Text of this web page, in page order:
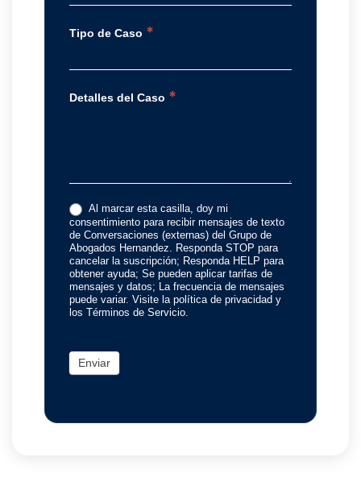
Tipo de Caso *
Detalles del Caso *
Al marcar esta casilla, doy mi
consentimiento para recibir mensajes de texto
de Conversaciones (externas) del Grupo de
Abogados Hernandez. Responda STOP para
cancelar la suscripción; Responda HELP para
obtener ayuda; Se pueden aplicar tarifas de
mensajes y datos; La frecuencia de mensajes
puede variar. Visite la política de privacidad y
los Términos de Servicio.
Enviar